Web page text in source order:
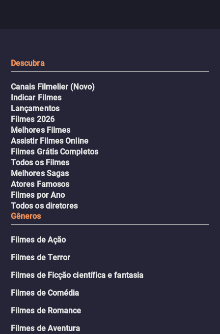
Descubra
Canais Filmelier (Novo)
Indicar Filmes
Lançamentos
Filmes 2026
Melhores Filmes
Assistir Filmes Online
Filmes Grátis Completos
Todos os Filmes
Melhores Sagas
Atores Famosos
Filmes por Ano
Todos os diretores
Gêneros
Filmes de Ação
Filmes de Terror
Filmes de Ficção científica e fantasia
Filmes de Comédia
Filmes de Romance
Filmes de Aventura